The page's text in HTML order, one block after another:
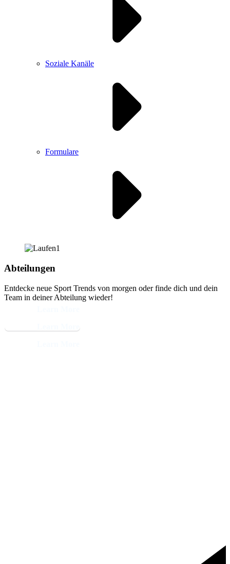
Soziale Kanäle
Formulare
Abteilungen
Entdecke neue Sport Trends von morgen oder finde dich und dein
Team in deiner Abteilung wieder!